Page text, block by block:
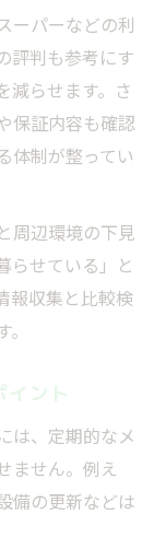
ーパーなどの利
評判も参考にす
減らせます。さ
保証内容も確認
体制が整ってい
周辺環境の下見
らせている」と
報収集と比較検
ント
は、定期的なメ
ません。例え
備の更新などは